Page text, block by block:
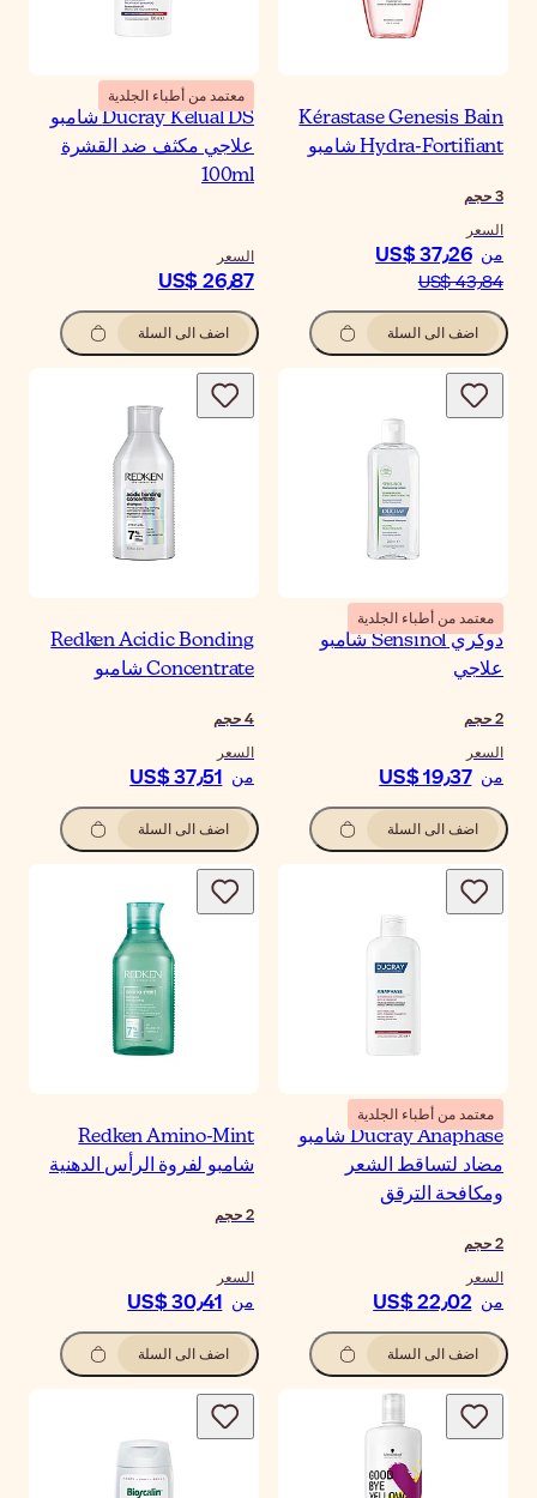
Kérastase Genesis Bain
Hydra-Fortifiant شامبو
3حجم
السعر
من US$ 37٫26
US$ 43٫84
اضف الى السلة
معتمد من أطباء الجلدية
Ducray Kelual DS شامبو
علاجي مكثف ضد القشرة
100ml
السعر
US$ 26٫87
اضف الى السلة
معتمد من أطباء الجلدية
دوكري Sensinol شامبو
علاجي
2حجم
السعر
من US$ 19٫37
اضف الى السلة
Redken Acidic Bonding
Concentrate شامبو
4حجم
السعر
من US$ 37٫51
اضف الى السلة
معتمد من أطباء الجلدية
Ducray Anaphase شامبو
مضاد لتساقط الشعر
ومكافحة الترقق
2حجم
السعر
من US$ 22٫02
اضف الى السلة
Redken Amino-Mint
شامبو لفروة الرأس الدهنية
2حجم
السعر
من US$ 30٫41
اضف الى السلة